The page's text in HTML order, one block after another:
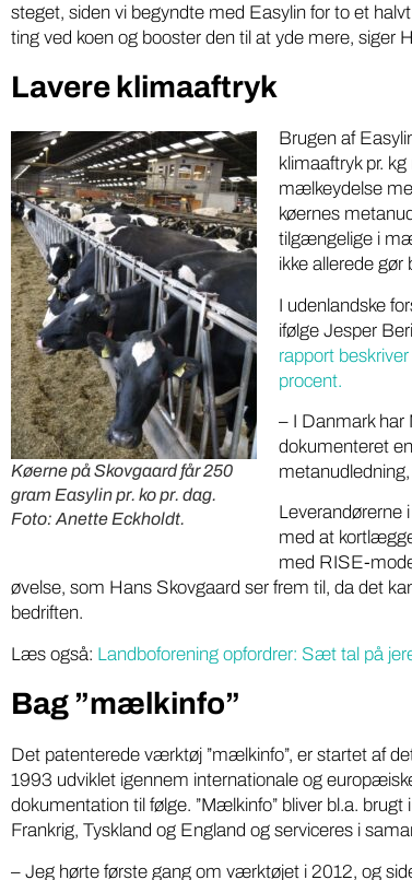
steget, siden vi begyndte med Easylin for to et
ting ved koen og booster den til at yde mere, siger
Lavere klimaaftryk
Køerne på Skovgaard får 250
gram Easylin pr. ko pr. dag.
Foto: Anette Eckholdt.
Brugen af
klimaaftryk pr.
mælkeydelse
køernes
tilgængelige i
ikke allerede gør
I udenlandske
ifølge Jesper
rapport
procent.
– I Danmark har
dokumenteret
Leverandørerne
med at
med RISE-
øvelse, som Hans Skovgaard ser frem til, da det
bedriften.
Læs også: Landboforening opfordrer: Sæt tal på
Bag ”mælkinfo”
Det patenterede værktøj ”mælkinfo”, er startet af
1993 udviklet igennem internationale og
dokumentation til følge. ”Mælkinfo” bliver bl.a.
Frankrig, Tyskland og England og serviceres i
– Jeg hørte første gang om værktøjet i 2012, og